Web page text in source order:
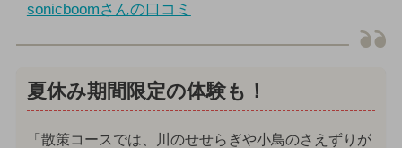
sonicboomさんの口コミ
夏休み期間限定の体験も！
「散策コースでは、川のせせらぎや小鳥のさえずりが